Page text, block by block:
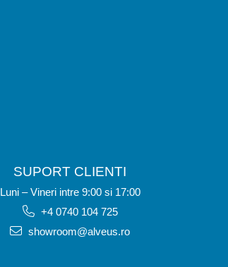
SUPORT CLIENTI
Luni – Vineri intre 9:00 si 17:00
+4 0740 104 725
showroom@alveus.ro